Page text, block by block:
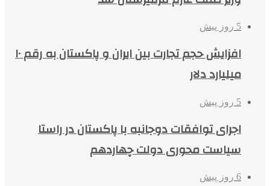
5 روز پیش
افزایش حجم تجارت بین ایران و پاکستان به رقم ۱۰
میلیارد دلار
5 روز پیش
اجرای توافقات دوجانبه با پاکستان در راستا
سیاست محوری دولت چهاردهم
6 روز پیش